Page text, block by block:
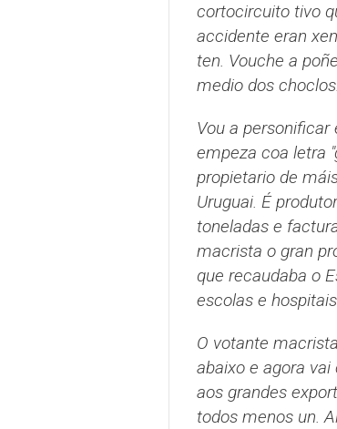
cortocircuito tivo
accidente eran
ten. Vouche a
medio dos choclos.
Vou a personificar
empeza coa letra
propietario de
Uruguai. É
toneladas e
macrista o gran
que recaudaba o
escolas e
O votante
abaixo e agora
aos grandes
todos menos un.